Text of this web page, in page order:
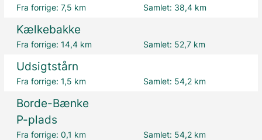
Fra forrige:7,5 km Samlet: 38,4 km
Kælkebakke
Fra forrige:14,4 km Samlet: 52,7 km
Udsigtstårn
Fra forrige:1,5 km Samlet: 54,2 km
Borde-Bænke
P-plads
Fra forrige:0,1 km Samlet: 54,2 km